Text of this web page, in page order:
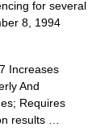
for several
8, 1994
Increases
And
Requires
results …